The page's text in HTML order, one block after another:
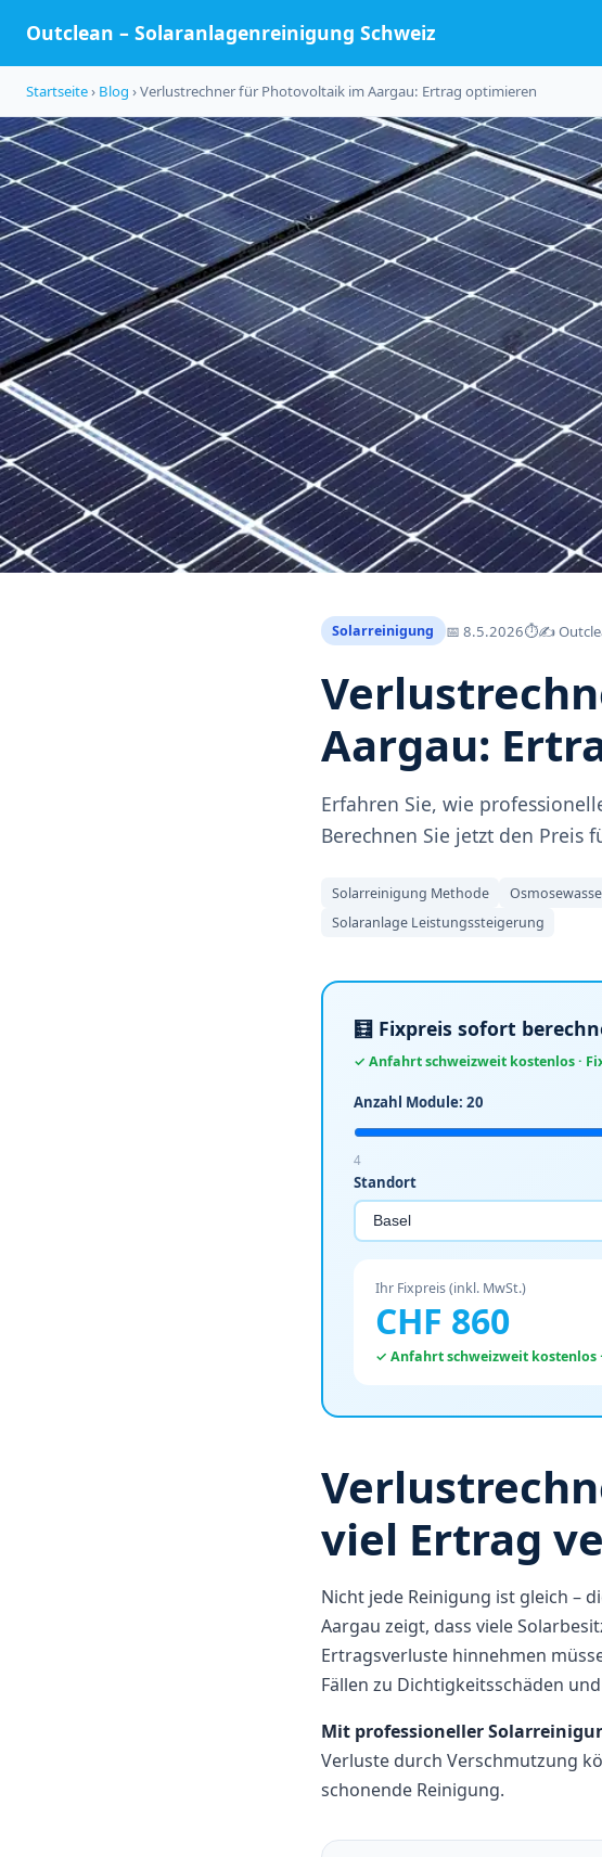
Outclean – Solaranlagenreinigung Schweiz
Startseite› Blog › Verlustrechner für Photovoltaik im Aargau: Ertrag optimieren
Solarreinigung 📅 8.5.2026⏱✍️
Aargau:
Erfahren Sie, wie
Berechnen Sie jetzt den Preis
Solarreinigung Methode
Solaranlage Leistungssteigerung
🧮 Fixpreis sofort
✓ Anfahrt schweizweit kostenlos ·
Anzahl Module: 20
4
Standort
Ihr Fixpreis (inkl. MwSt.)
CHF 860
✓ Anfahrt schweizweit kostenlos
viel Ertrag
Nicht jede Reinigung ist gleich –
Aargau zeigt, dass viele
Ertragsverluste hinnehmen
Fällen zu Dichtigkeitsschäden
Mit professioneller
Verluste durch Verschmutzung
schonende Reinigung.